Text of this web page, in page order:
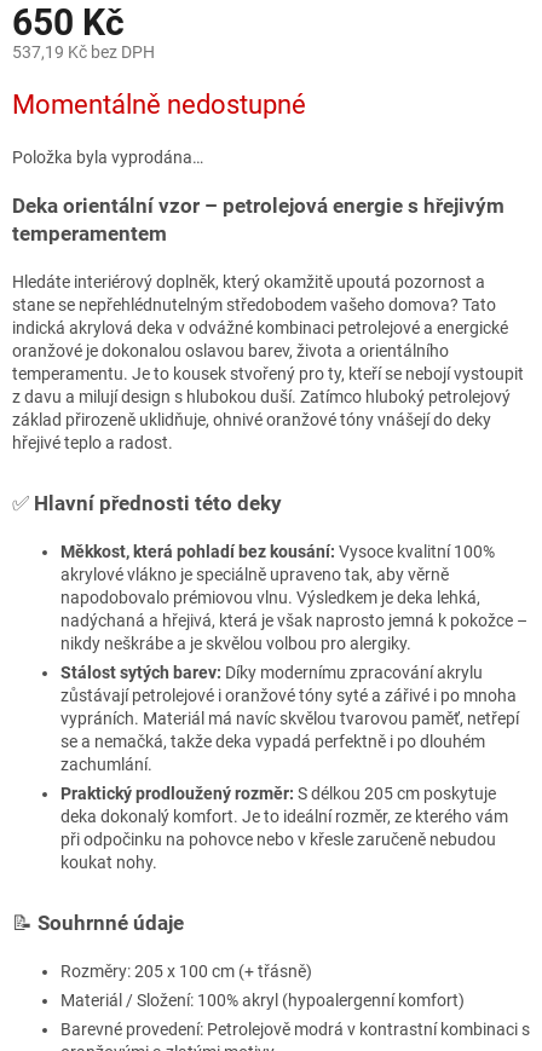
650 Kč
537,19 Kč bez DPH
cena:
Momentálně nedostupné
Položka byla vyprodána…
Deka orientální vzor – petrolejová energie s hřejivým
temperamentem
Hledáte interiérový doplněk, který okamžitě upoutá pozornost a
stane se nepřehlédnutelným středobodem vašeho domova? Tato
indická akrylová deka v odvážné kombinaci petrolejové a energické
oranžové je dokonalou oslavou barev, života a orientálního
temperamentu. Je to kousek stvořený pro ty, kteří se nebojí vystoupit
z davu a milují design s hlubokou duší. Zatímco hluboký petrolejový
základ přirozeně uklidňuje, ohnivé oranžové tóny vnášejí do deky
hřejivé teplo a radost.
✅ Hlavní přednosti této deky
Měkkost, která pohladí bez kousání: Vysoce kvalitní 100%
akrylové vlákno je speciálně upraveno tak, aby věrně
napodobovalo prémiovou vlnu. Výsledkem je deka lehká,
nadýchaná a hřejivá, která je však naprosto jemná k pokožce –
nikdy neškrábe a je skvělou volbou pro alergiky.
Stálost sytých barev: Díky modernímu zpracování akrylu
zůstávají petrolejové i oranžové tóny syté a zářivé i po mnoha
vypráních. Materiál má navíc skvělou tvarovou paměť, netřepí
se a nemačká, takže deka vypadá perfektně i po dlouhém
zachumlání.
Praktický prodloužený rozměr: S délkou 205 cm poskytuje
deka dokonalý komfort. Je to ideální rozměr, ze kterého vám
při odpočinku na pohovce nebo v křesle zaručeně nebudou
koukat nohy.
📝 Souhrnné údaje
Rozměry: 205 x 100 cm (+ třásně)
Materiál / Složení: 100% akryl (hypoalergenní komfort)
Barevné provedení: Petrolejově modrá v kontrastní kombinaci s